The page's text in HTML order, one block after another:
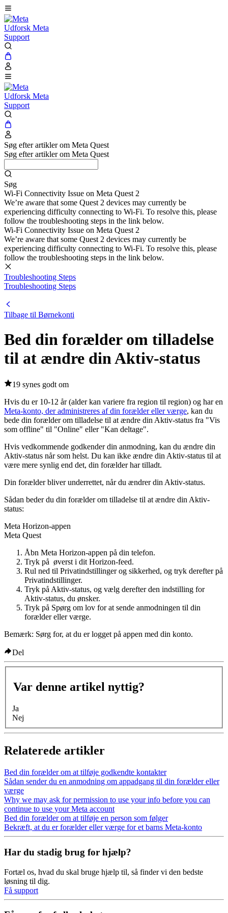
Udforsk Meta
Support
Udforsk Meta
Support
Søg efter artikler om Meta Quest
Søg efter artikler om Meta Quest
Søg
Wi-Fi Connectivity Issue on Meta Quest 2
We’re aware that some Quest 2 devices may currently be
experiencing difficulty connecting to Wi-Fi. To resolve this, please
follow the troubleshooting steps in the link below.
Wi-Fi Connectivity Issue on Meta Quest 2
We’re aware that some Quest 2 devices may currently be
experiencing difficulty connecting to Wi-Fi. To resolve this, please
follow the troubleshooting steps in the link below.
Troubleshooting Steps
Troubleshooting Steps
Tilbage til Børnekonti
Bed din forælder om tilladelse
til at ændre din Aktiv-status
19 synes godt om
Hvis du er 10-12 år (alder kan variere fra region til region) og har en
Meta-konto, der administreres af din forælder eller værge, kan du
bede din forælder om tilladelse til at ændre din Aktiv-status fra "Vis
som offline" til "Online" eller "Kan deltage".
Hvis vedkommende godkender din anmodning, kan du ændre din
Aktiv-status når som helst. Du kan ikke ændre din Aktiv-status til at
være mere synlig end det, din forælder har tilladt.
Din forælder bliver underrettet, når du ændrer din Aktiv-status.
Sådan beder du din forælder om tilladelse til at ændre din Aktiv-
status:
Meta Horizon-appen
Meta Quest
Åbn Meta Horizon-appen på din telefon.
Tryk på øverst i dit Horizon-feed.
Rul ned til Privatindstillinger og sikkerhed, og tryk derefter på
Privatindstillinger.
Tryk på Aktiv-status, og vælg derefter den indstilling for
Aktiv-status, du ønsker.
Tryk på Spørg om lov for at sende anmodningen til din
forælder eller værge.
Bemærk: Sørg for, at du er logget på appen med din konto.
Del
Var denne artikel nyttig?
Ja
Nej
Relaterede artikler
Bed din forælder om at tilføje godkendte kontakter
Sådan sender du en anmodning om appadgang til din forælder eller
værge
Why we may ask for permission to use your info before you can
continue to use your Meta account
Bed din forælder om at tilføje en person som følger
Bekræft, at du er forælder eller værge for et barns Meta-konto
Har du stadig brug for hjælp?
Fortæl os, hvad du skal bruge hjælp til, så finder vi den bedste
løsning til dig.
Få support